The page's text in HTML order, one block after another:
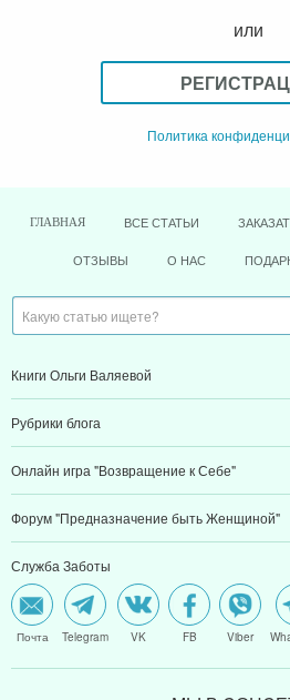
или
Политика
ГЛАВНАЯ ВСЕ СТАТЬИ
ОТЗЫВЫ О НАС
Книги Ольги Валяевой
Рубрики блога
Онлайн игра "Возвращение к Себе"
Форум "Предназначение быть Женщиной"
Служба Заботы
Почта Telegram VK FB Viber